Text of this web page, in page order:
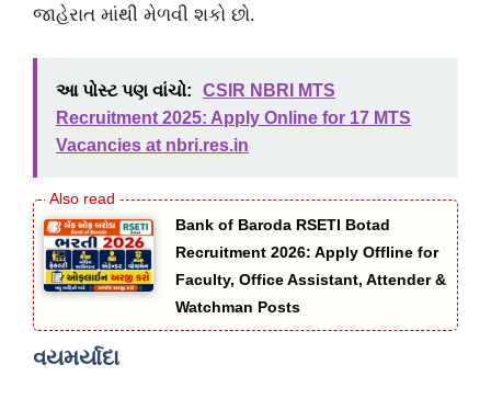
જાહેરાત માંથી મેળવી શકો છો.
આ પોસ્ટ પણ વાંચો:
CSIR NBRI MTS
Recruitment 2025: Apply Online for 17 MTS
Vacancies at nbri.res.in
Bank of Baroda RSETI Botad
Recruitment 2026: Apply Offline for
Faculty, Office Assistant, Attender &
Watchman Posts
વયમર્યાદા